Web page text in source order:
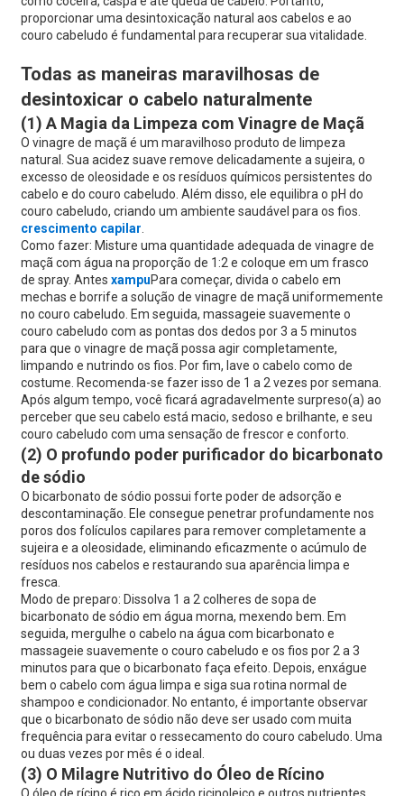
proporcionar uma desintoxicação natural aos cabelos e ao
couro cabeludo é fundamental para recuperar sua vitalidade.
Todas as maneiras maravilhosas de
desintoxicar o cabelo naturalmente
(1) A Magia da Limpeza com Vinagre de Maçã
O vinagre de maçã é um maravilhoso produto de limpeza
natural. Sua acidez suave remove delicadamente a sujeira, o
excesso de oleosidade e os resíduos químicos persistentes do
cabelo e do couro cabeludo. Além disso, ele equilibra o pH do
couro cabeludo, criando um ambiente saudável para os fios.
crescimento capilar.
Como fazer: Misture uma quantidade adequada de vinagre de
maçã com água na proporção de 1:2 e coloque em um frasco
de spray. Antes xampuPara começar, divida o cabelo em
mechas e borrife a solução de vinagre de maçã uniformemente
no couro cabeludo. Em seguida, massageie suavemente o
couro cabeludo com as pontas dos dedos por 3 a 5 minutos
para que o vinagre de maçã possa agir completamente,
limpando e nutrindo os fios. Por fim, lave o cabelo como de
costume. Recomenda-se fazer isso de 1 a 2 vezes por semana.
Após algum tempo, você ficará agradavelmente surpreso(a) ao
perceber que seu cabelo está macio, sedoso e brilhante, e seu
couro cabeludo com uma sensação de frescor e conforto.
(2) O profundo poder purificador do bicarbonato
de sódio
O bicarbonato de sódio possui forte poder de adsorção e
descontaminação. Ele consegue penetrar profundamente nos
poros dos folículos capilares para remover completamente a
sujeira e a oleosidade, eliminando eficazmente o acúmulo de
resíduos nos cabelos e restaurando sua aparência limpa e
fresca.
Modo de preparo: Dissolva 1 a 2 colheres de sopa de
bicarbonato de sódio em água morna, mexendo bem. Em
seguida, mergulhe o cabelo na água com bicarbonato e
massageie suavemente o couro cabeludo e os fios por 2 a 3
minutos para que o bicarbonato faça efeito. Depois, enxágue
bem o cabelo com água limpa e siga sua rotina normal de
shampoo e condicionador. No entanto, é importante observar
que o bicarbonato de sódio não deve ser usado com muita
frequência para evitar o ressecamento do couro cabeludo. Uma
ou duas vezes por mês é o ideal.
(3) O Milagre Nutritivo do Óleo de Rícino